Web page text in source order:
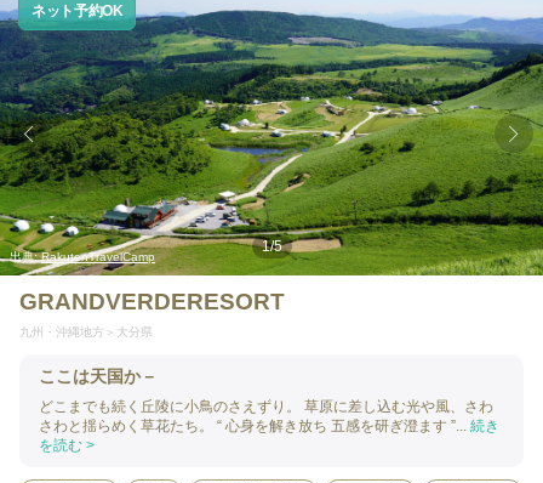
出典:RakutenTravelCamp
1/5
ネット予約OK
GRANDVERDERESORT
九州・沖縄地方 大分県
ここは天国か－
どこまでも続く丘陵に小鳥のさえずり。 草原に差し込む光や風、さわ
さわと揺らめく草花たち。 “ 心身を解き放ち 五感を研ぎ澄ます ”... 続き
を読む >